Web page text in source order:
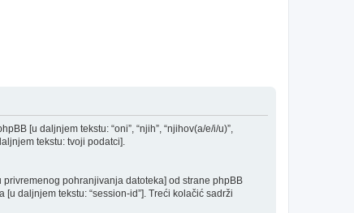
[u daljnjem tekstu: “oni”, “njih”, “njihov(a/e/i/u)”,
tekstu: tvoji podatci].
pohranjivanja datoteka] od strane phpBB
daljnjem tekstu: “session-id”]. Treći kolačić sadrži